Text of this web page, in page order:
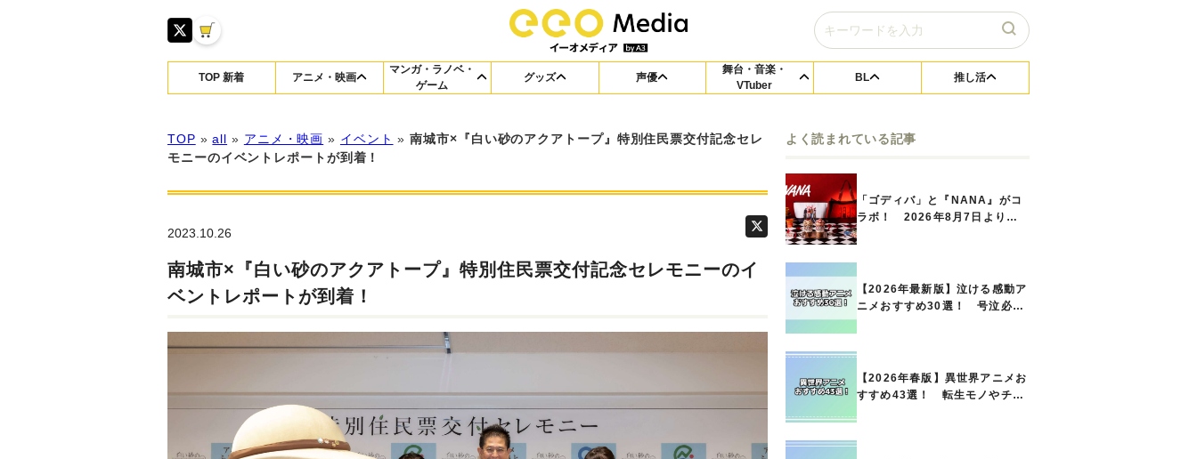
TOP 新着 アニメ・映画
マンガ・ラノベ・
ゲーム
グッズ 声優
舞台・音楽・
VTuber
BL 推し活
TOP »all » アニメ・映画 » イベント »南城市×『白い砂のアクアトープ』特別住民票交付記念セレ
モニーのイベントレポートが到着！
2023.10.26
南城市×『白い砂のアクアトープ』特別住民票交付記念セレモニーのイ
ベントレポートが到着！
よく読まれている記事
「ゴディバ」と『NANA』がコ
ラボ！ 2026年8月7日よりシ
【2026年最新版】泣ける感動ア
ニメおすすめ30選！ 号泣必須
【2026年春版】異世界アニメお
すすめ43選！ 転生モノやチー